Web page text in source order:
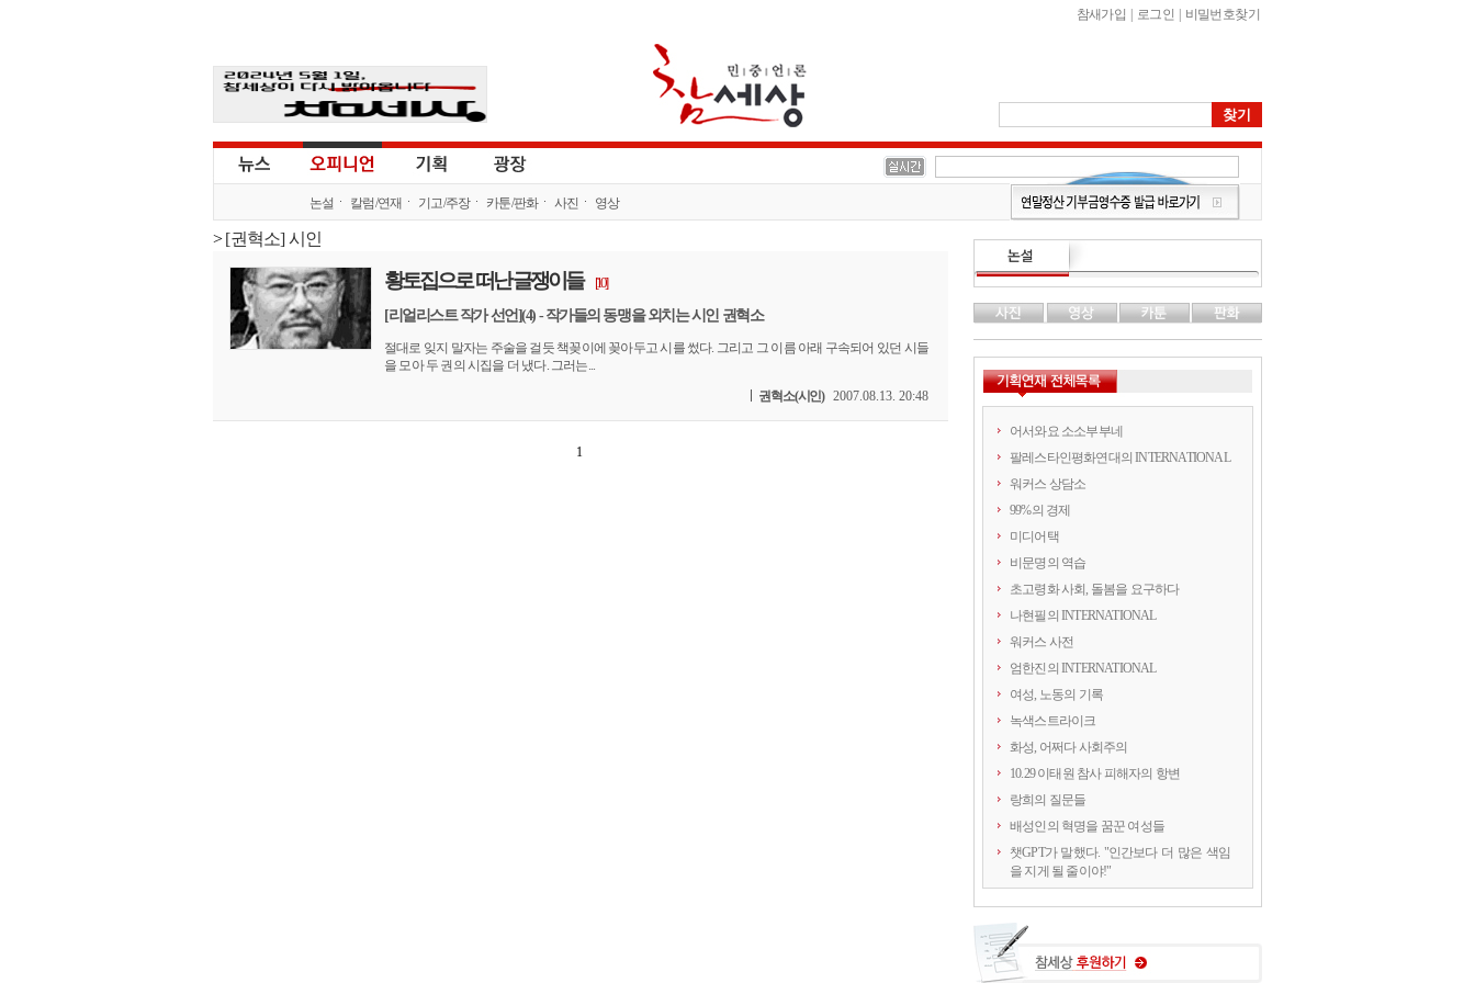
참새가입 로그인 비밀번호찾기
논설 칼럼/연재 기고/주장 카툰/판화 사진 영상
>[권혁소] 시인
황토집으로 떠난 글쟁이들 [10]
[리얼리스트 작가 선언](4) - 작가들의 동맹을 외치는 시인 권혁소
절대로 잊지 말자는 주술을 걸듯 책꽂이에 꽂아두고 시를 썼다. 그리고 그 이름 아래 구속되어 있던 시들
을 모아 두 권의 시집을 더 냈다. 그러는...
권혁소(시인) 2007.08.13. 20:48
1
어서와요 소소부부네
팔레스타인평화연대의 INTERNATIONAL
워커스 상담소
99%의 경제
미디어택
비문명의 역습
초고령화 사회, 돌봄을 요구하다
나현필의 INTERNATIONAL
워커스 사전
엄한진의 INTERNATIONAL
여성, 노동의 기록
녹색스트라이크
화성, 어쩌다 사회주의
10.29 이태원 참사 피해자의 항변
랑희의 질문들
배성인의 혁명을 꿈꾼 여성들
챗GPT가 말했다. "인간보다 더 많은 색임
을 지게 될 줄이야!"
약속의 8회, 위기를 돌려세우는 녹색 스트
라이크
양지로 떠오른 국정원, 이적異的 행위의